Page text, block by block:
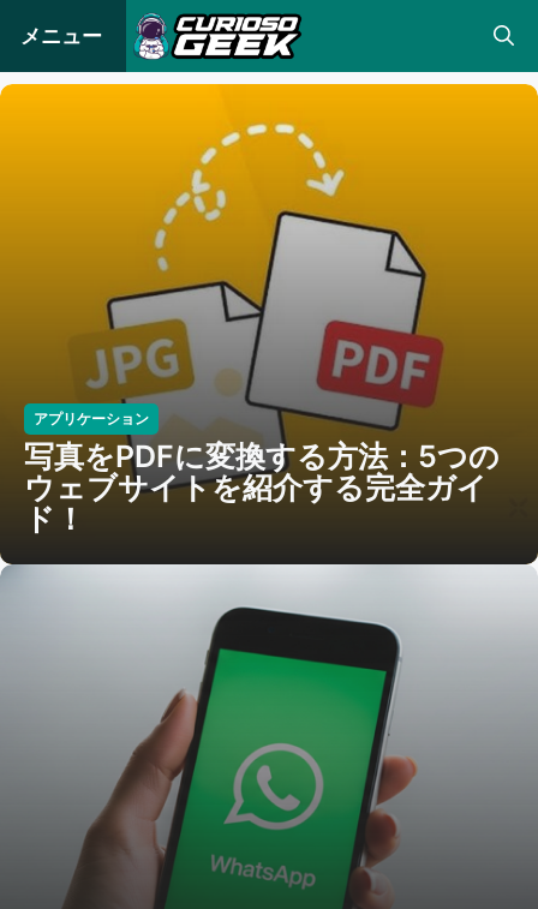
ン
テ
メニュー
アプリケーション
写真をPDFに変換する方法：5つの
ウェブサイトを紹介する完全ガイ
ド！